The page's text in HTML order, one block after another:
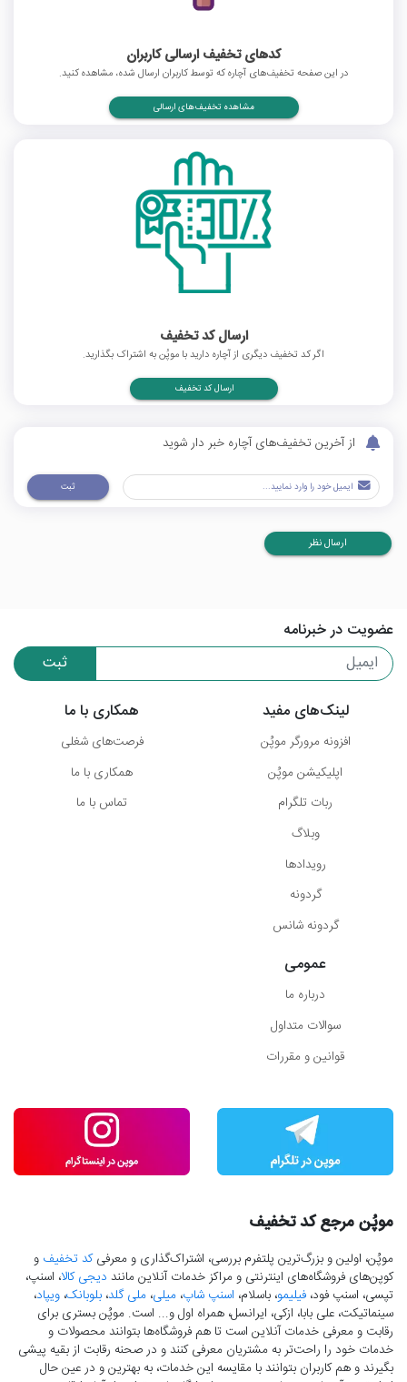
کدهای تخفیف ارسالی کاربران
در این صفحه تخفیف‌های آچاره که توسط کاربران ارسال شده، مشاهده کنید.
مشاهده تخفیف‌های ارسالی
ارسال کد تخفیف
اگر کد تخفیف دیگری از آچاره دارید با موپُن به اشتراک بگذارید.
ارسال کد تخفیف
از آخرین تخفیف‌های آچاره خبر دار شوید
ثبت
ارسال نظر
عضویت در خبرنامه
ثبت
لینک‌های مفید
افزونه مرورگر موپُن
اپلیکیشن موپُن
ربات تلگرام
وبلاگ
رویدادها
گردونه
گردونه شانس
همکاری با ما
فرصت‌های شغلی
همکاری با ما
تماس با ما
عمومی
درباره ما
سوالات متداول
قوانین و مقررات
موپُن مرجع کد تخفیف
موپُن، اولین و بزرگ‌ترین پلتفرم بررسی، اشتراک‌گذاری و معرفیکد تخفیف و
کوپن‌های فروشگاه‌های اینترنتی و مراکز خدمات آنلاین مانند دیجی کالا، اسنپ،
تپسی، اسنپ فود، فیلیمو، باسلام، اسنپ شاپ، میلی، ملی گلد، بلوبانک، ویپاد،
سینماتیکت، علی بابا، ازکی، ایرانسل، همراه اول و... است. موپُن بستری برای
رقابت و معرفی خدمات آنلاین است تا هم فروشگاه‌ها بتوانند محصولات و
خدمات خود را راحت‌تر به مشتریان معرفی کنند و در صحنه رقابت از بقیه پیشی
بگیرند و هم کاربران بتوانند با مقایسه این خدمات، به بهترین و در عین حال